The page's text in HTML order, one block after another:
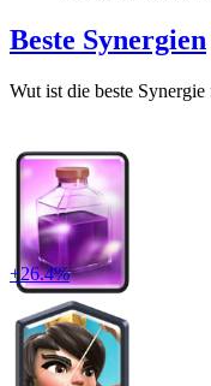
Beste Synergien
Wut ist die beste
+26.4%